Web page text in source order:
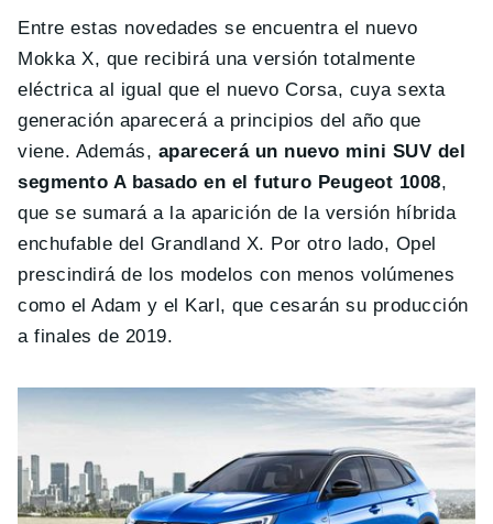
Entre estas novedades se encuentra el nuevo
Mokka X, que recibirá una versión totalmente
eléctrica al igual que el nuevo Corsa, cuya sexta
generación aparecerá a principios del año que
viene. Además, aparecerá un nuevo mini SUV del
segmento A basado en el futuro Peugeot 1008,
que se sumará a la aparición de la versión híbrida
enchufable del Grandland X. Por otro lado, Opel
prescindirá de los modelos con menos volúmenes
como el Adam y el Karl, que cesarán su producción
a finales de 2019.